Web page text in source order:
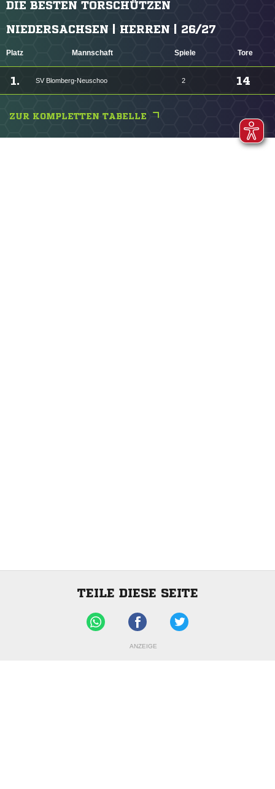
DIE BESTEN TORSCHÜTZEN
NIEDERSACHSEN | HERREN | 26/27
Platz Mannschaft Spiele Tore
1. SV Blomberg-Neuschoo 2 14
ZUR KOMPLETTEN TABELLE
ANZEIGE
TEILE DIESE SEITE